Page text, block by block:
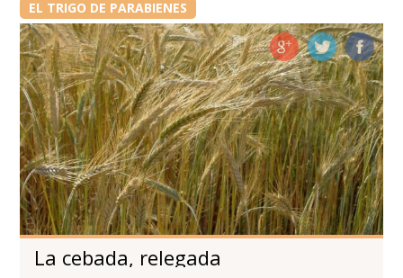
EL TRIGO DE PARABIENES
La cebada, relegada